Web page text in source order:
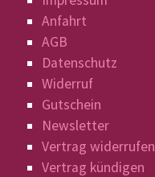
Anfahrt
AGB
Datenschutz
Widerruf
Gutschein
Newsletter
Vertrag widerrufen
Vertrag kündigen